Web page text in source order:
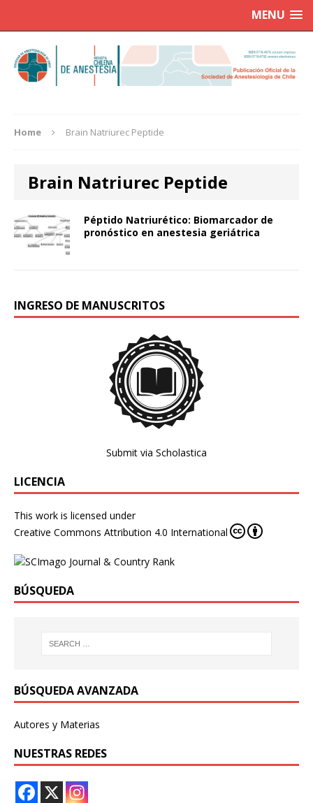
MENU
Home Brain Natriurec Peptide
Brain Natriurec Peptide
Péptido Natriurético: Biomarcador de
pronóstico en anestesia geriátrica
INGRESO DE MANUSCRITOS
Submit via Scholastica
LICENCIA
This work is licensed under
Creative Commons Attribution 4.0 International
BÚSQUEDA
BÚSQUEDA AVANZADA
Autores y Materias
NUESTRAS REDES